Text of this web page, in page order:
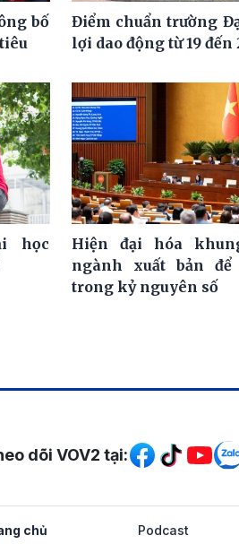
bố
Điểm chuẩn trường
lợi dao động từ 19 đến
học
Hiện đại hóa
ngành xuất bản
trong kỷ nguyên số
Mạng xã hội
dõi VOV2 tại:
chủ Podcast